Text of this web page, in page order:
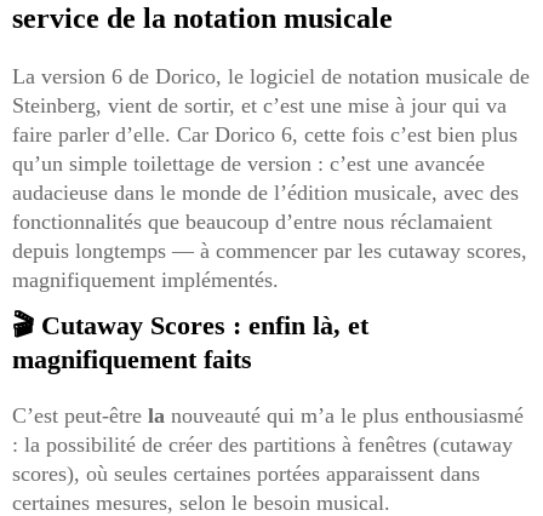
service de la notation musicale
La version 6 de Dorico, le logiciel de notation musicale de
Steinberg, vient de sortir, et c’est une mise à jour qui va
faire parler d’elle. Car Dorico 6, cette fois c’est bien plus
qu’un simple toilettage de version : c’est une avancée
audacieuse dans le monde de l’édition musicale, avec des
fonctionnalités que beaucoup d’entre nous réclamaient
depuis longtemps — à commencer par les cutaway scores,
magnifiquement implémentés.
🎬 Cutaway Scores : enfin là, et
magnifiquement faits
C’est peut-être la nouveauté qui m’a le plus enthousiasmé
: la possibilité de créer des partitions à fenêtres (cutaway
scores), où seules certaines portées apparaissent dans
certaines mesures, selon le besoin musical.